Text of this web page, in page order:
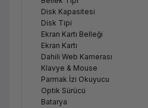
Disk Kapasitesi
Disk Tipi
Ekran Kartı Belleği
Ekran Kartı
Dahili Web Kamerası
Klavye & Mouse
Parmak İzi Okuyucu
Optik Sürücü
Batarya